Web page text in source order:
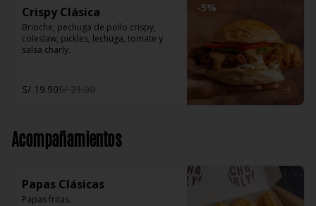
-5%
Crispy Clásica
Brioche, pechuga de pollo crispy,
coleslaw, pickles, lechuga, tomate y
salsa charly.
S/ 19.90S/ 21.00
Acompañamientos
Papas Clásicas
Papas fritas.